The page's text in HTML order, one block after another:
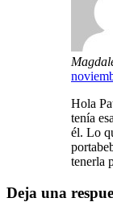
Hola
tenía
él. Lo
tenerla
Deja una